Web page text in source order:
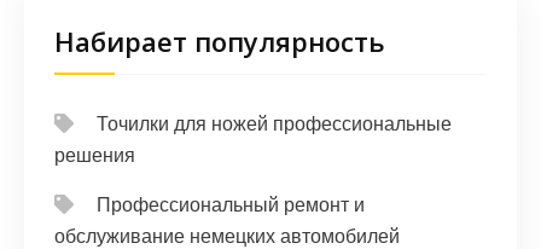
Набирает популярность
Точилки для ножей профессиональные
решения
Профессиональный ремонт и
обслуживание немецких автомобилей